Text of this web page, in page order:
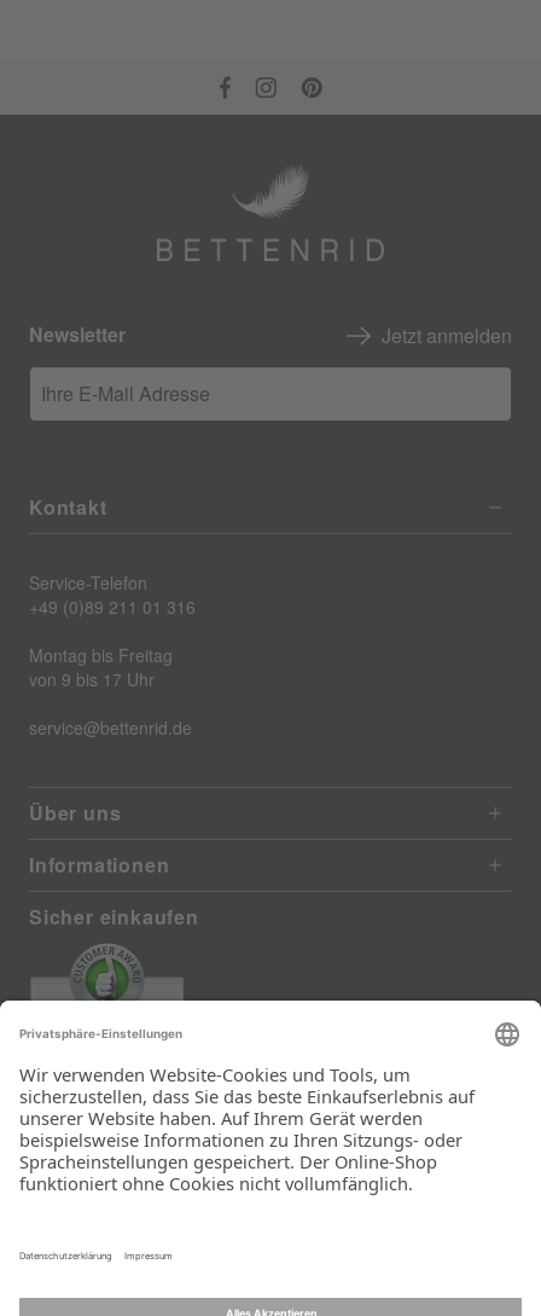
Newsletter Jetzt anmelden
Ihre E-Mail Adresse
Kontakt
Service-Telefon
+49 (0)89 211 01 316
Montag bis Freitag
von 9 bis 17 Uhr
service@bettenrid.de
Über uns
Informationen
Sicher einkaufen
385 reviews from real customers
(last 12 months)
Total: 11283
Die Auswahl und die
Einfachheit der
Bestellung.